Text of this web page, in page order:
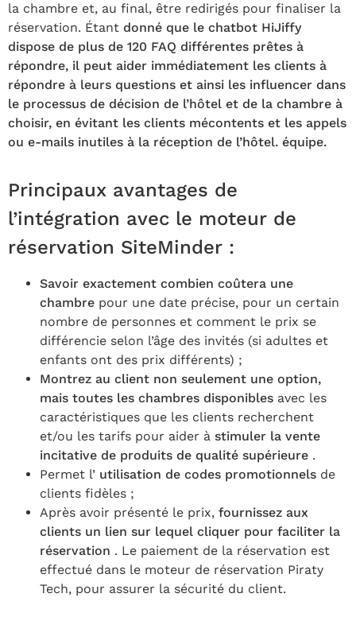
la chambre et, au final, être redirigés pour finaliser la
réservation. Étant donné que le chatbot HiJiffy
dispose de plus de 120 FAQ différentes prêtes à
répondre, il peut aider immédiatement les clients à
répondre à leurs questions et ainsi les influencer dans
le processus de décision de l’hôtel et de la chambre à
choisir, en évitant les clients mécontents et les appels
ou e-mails inutiles à la réception de l’hôtel. équipe.
Principaux avantages de
l’intégration avec le moteur de
réservation SiteMinder :
Savoir exactement combien coûtera une
chambre pour une date précise, pour un certain
nombre de personnes et comment le prix se
différencie selon l’âge des invités (si adultes et
enfants ont des prix différents) ;
Montrez au client non seulement une option,
mais toutes les chambres disponibles avec les
caractéristiques que les clients recherchent
et/ou les tarifs pour aider à stimuler la vente
incitative de produits de qualité supérieure .
Permet l’ utilisation de codes promotionnels de
clients fidèles ;
Après avoir présenté le prix, fournissez aux
clients un lien sur lequel cliquer pour faciliter la
réservation . Le paiement de la réservation est
effectué dans le moteur de réservation Piraty
Tech, pour assurer la sécurité du client.